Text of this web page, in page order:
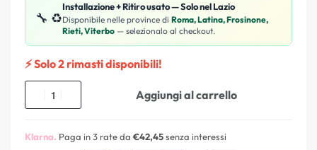
🔧 ♻️
Installazione + Ritiro usato — Solo nel Lazio
Disponibile nelle province di Roma, Latina, Frosinone,
Rieti, Viterbo — selezionalo al checkout.
⚡ Solo 2 rimasti disponibili!
Aggiungi al carrello
Klarna. Paga in 3 rate da €42,45senza interessi